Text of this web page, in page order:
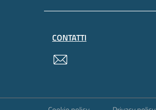
CONTATTI